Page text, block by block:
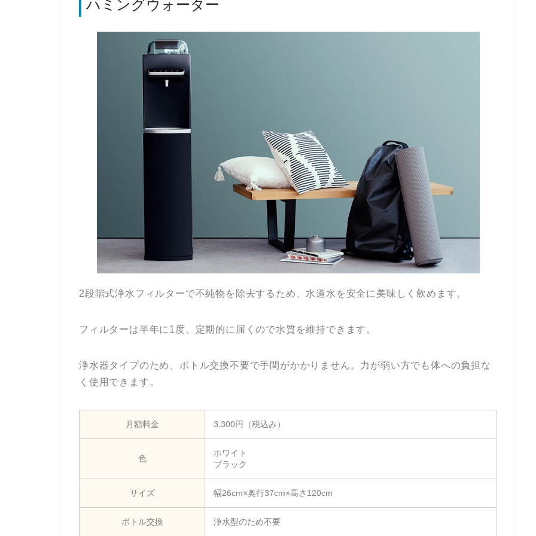
ハミングウォーター
2段階式浄水フィルターで不純物を除去するため、水道水を安全に美味しく飲めます。
フィルターは半年に1度、定期的に届くので水質を維持できます。
浄水器タイプのため、ボトル交換不要で手間がかかりません。力が弱い方でも体への負担な
く使用できます。
月額料金 3,300円（税込み）
色
ホワイト
ブラック
サイズ 幅26cm×奥行37cm×高さ120cm
ボトル交換 浄水型のため不要